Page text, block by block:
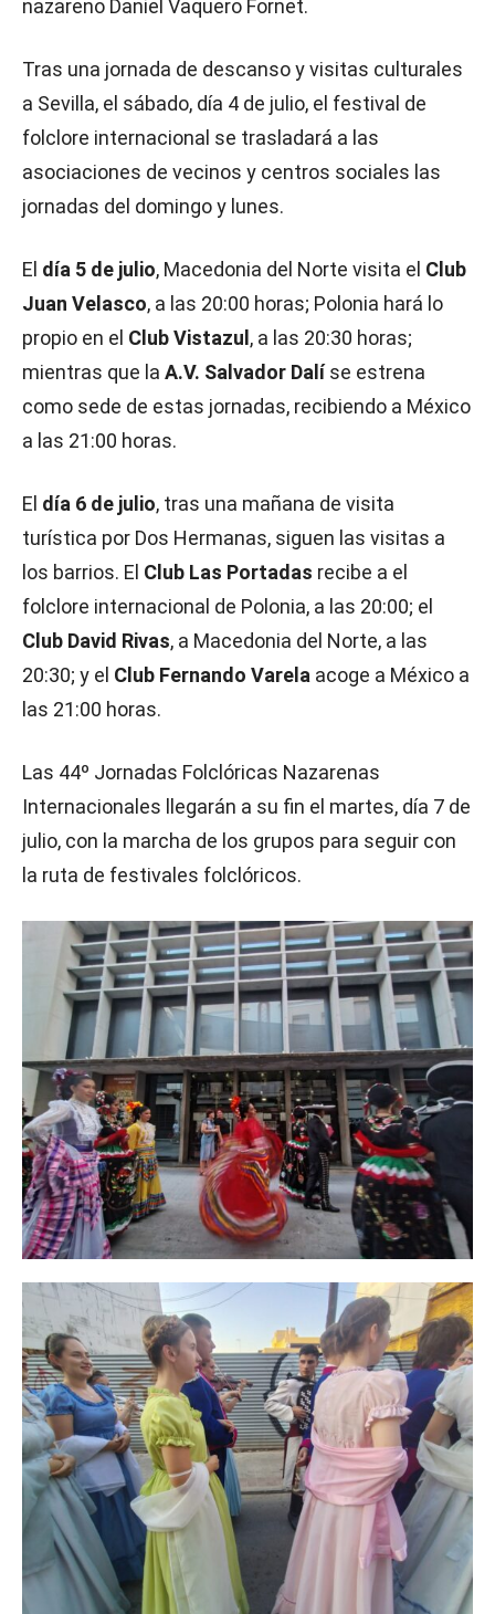
nazareno Daniel Vaquero Fornet.
Tras una jornada de descanso y visitas culturales
a Sevilla, el sábado, día 4 de julio, el festival de
folclore internacional se trasladará a las
asociaciones de vecinos y centros sociales las
jornadas del domingo y lunes.
El día 5 de julio, Macedonia del Norte visita el Club
Juan Velasco, a las 20:00 horas; Polonia hará lo
propio en el Club Vistazul , a las 20:30 horas;
mientras que la A.V. Salvador Dalíse estrena
como sede de estas jornadas, recibiendo a México
a las 21:00 horas.
El día 6 de julio, tras una mañana de visita
turística por Dos Hermanas, siguen las visitas a
los barrios. El Club Las Portadas recibe a el
folclore internacional de Polonia, a las 20:00; el
Club David Rivas, a Macedonia del Norte, a las
20:30; y el Club Fernando Varela acoge a México a
las 21:00 horas.
Las 44º Jornadas Folclóricas Nazarenas
Internacionales llegarán a su fin el martes, día 7 de
julio, con la marcha de los grupos para seguir con
la ruta de festivales folclóricos.